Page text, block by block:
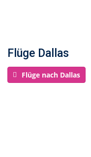
Flüge Dallas
Flüge nach Dallas